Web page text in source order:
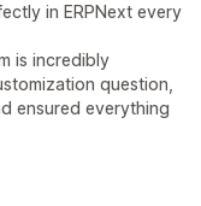
in ERPNext every
is incredibly
question,
ensured everything